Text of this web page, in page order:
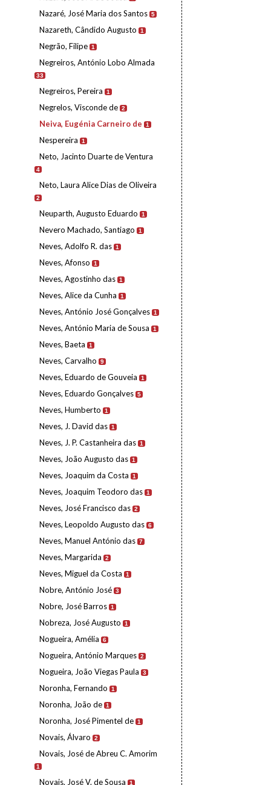
Nazaré, José Maria dos Santos 5
Nazareth, Cândido Augusto 1
Negrão, Filipe 1
Negreiros, António Lobo Almada
33
Negreiros, Pereira 1
Negrelos, Visconde de 2
Neiva, Eugénia Carneiro de 1
Nespereira 1
Neto, Jacinto Duarte de Ventura
4
Neto, Laura Alice Dias de Oliveira
2
Neuparth, Augusto Eduardo 1
Nevero Machado, Santiago 1
Neves, Adolfo R. das 1
Neves, Afonso 1
Neves, Agostinho das 1
Neves, Alice da Cunha 1
Neves, António José Gonçalves 1
Neves, António Maria de Sousa 1
Neves, Baeta 1
Neves, Carvalho 9
Neves, Eduardo de Gouveia 1
Neves, Eduardo Gonçalves 5
Neves, Humberto 1
Neves, J. David das 1
Neves, J. P. Castanheira das 1
Neves, João Augusto das 1
Neves, Joaquim da Costa 1
Neves, Joaquim Teodoro das 1
Neves, José Francisco das 2
Neves, Leopoldo Augusto das 6
Neves, Manuel António das 7
Neves, Margarida 2
Neves, Miguel da Costa 1
Nobre, António José 3
Nobre, José Barros 1
Nobreza, José Augusto 1
Nogueira, Amélia 6
Nogueira, António Marques 2
Nogueira, João Viegas Paula 3
Noronha, Fernando 1
Noronha, João de 1
Noronha, José Pimentel de 1
Novais, Álvaro 2
Novais, José de Abreu C. Amorim
1
Novais, José V. de Sousa 1